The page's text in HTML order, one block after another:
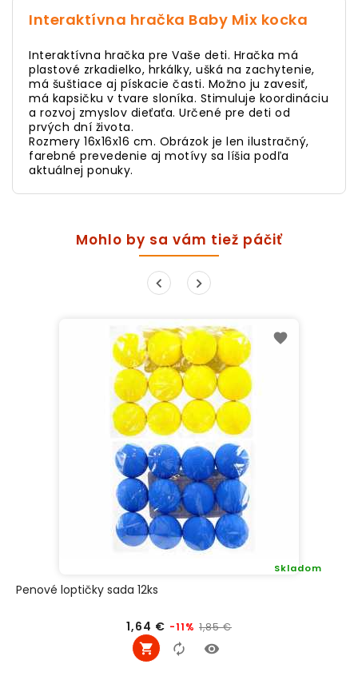
Interaktívna hračka Baby Mix kocka
Interaktívna hračka pre Vaše deti. Hračka má
plastové zrkadielko, hrkálky, ušká na zachytenie,
má šuštiace aj pískacie časti. Možno ju zavesiť,
má kapsičku v tvare sloníka. Stimuluje koordináciu
a rozvoj zmyslov dieťaťa. Určené pre deti od
prvých dní života.
Rozmery 16x16x16 cm. Obrázok je len ilustračný,
farebné prevedenie aj motívy sa líšia podľa
aktuálnej ponuky.
Mohlo by sa vám tiež páčiť
Penové loptičky sada 12ks
1,64 € Bežná
cena
-11% 1,85 €
Skladom
Cena